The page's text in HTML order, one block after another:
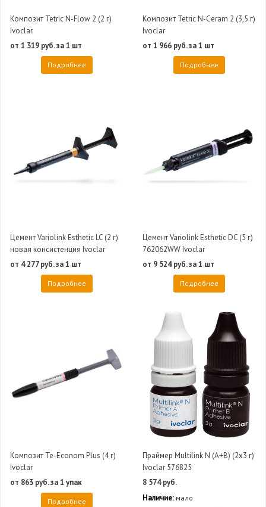
Композит Tetric N-Flow 2 (2 г)
Ivoclar
от 1 319 руб. за 1 шт
Подробнее
Композит Tetric N-Ceram 2 (3,5 г)
Ivoclar
от 1 966 руб. за 1 шт
Подробнее
Цемент Variolink Esthetic LC (2 г)
новая консистенция Ivoclar
от 4 277 руб. за 1 шт
Подробнее
Цемент Variolink Esthetic DC (5 г)
762062WW Ivoclar
от 9 524 руб. за 1 шт
Подробнее
Композит Te-Econom Plus (4 г)
Ivoclar
от 863 руб. за 1 упак
Подробнее
Праймер Multilink N (A+B) (2x3 г)
Ivoclar 576825
8 574 руб.
Наличие: мало